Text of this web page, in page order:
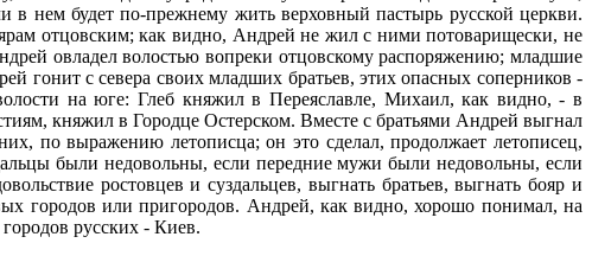
в нем будет по-прежнему жить верховный пастырь русской церкви.
отцовским; как видно, Андрей не жил с ними потоварищески, не
овладел волостью вопреки отцовскому распоряжению; младшие
гонит с севера своих младших братьев, этих опасных соперников -
на юге: Глеб княжил в Переяславле, Михаил, как видно, - в
княжил в Городце Остерском. Вместе с братьями Андрей выгнал
по выражению летописца; он это сделал, продолжает летописец,
были недовольны, если передние мужи были недовольны, если
ростовцев и суздальцев, выгнать братьев, выгнать бояр и
городов или пригородов. Андрей, как видно, хорошо понимал, на
русских - Киев.